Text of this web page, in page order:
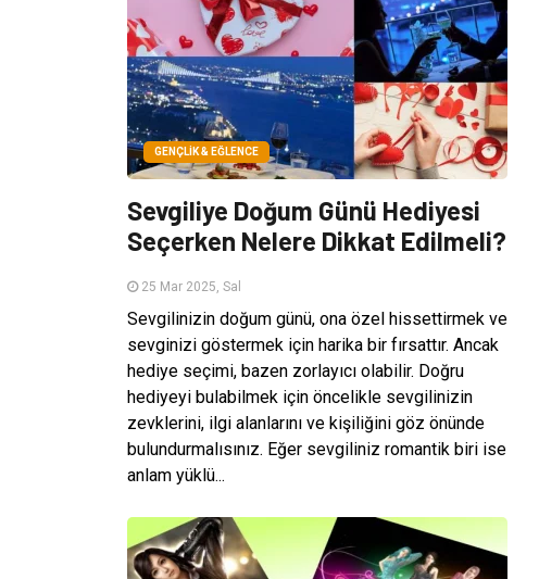
GENÇLIK & EĞLENCE
Sevgiliye Doğum Günü Hediyesi
Seçerken Nelere Dikkat Edilmeli?
25 Mar 2025, Sal
Sevgilinizin doğum günü, ona özel hissettirmek ve
sevginizi göstermek için harika bir fırsattır. Ancak
hediye seçimi, bazen zorlayıcı olabilir. Doğru
hediyeyi bulabilmek için öncelikle sevgilinizin
zevklerini, ilgi alanlarını ve kişiliğini göz önünde
bulundurmalısınız. Eğer sevgiliniz romantik biri ise
anlam yüklü...